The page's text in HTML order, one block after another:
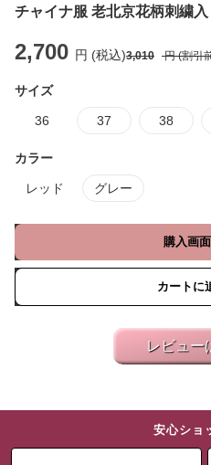
チャイナ服 老北京花柄刺繍
2,700 円 (税込)3,010 円 (割引
サイズ
36 37 38
カラー
レッド グレー
購入画
カートに
レビュー
安心ショ